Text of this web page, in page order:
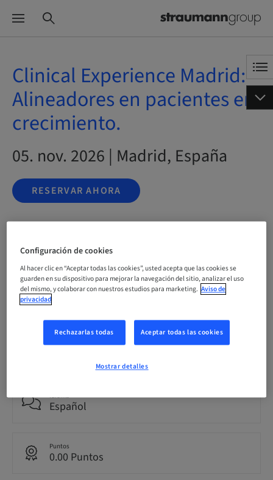
Clinical Experience Madrid:
Alineadores en pacientes en
crecimiento.
05. nov. 2026 | Madrid, España
RESERVAR AHORA
reservable
Fecha límite de registro
05. nov. 2026 (UTC+1)
Precio por participante (se aplican impuestos locales)
Idioma
Español
Puntos
0.00 Puntos
Configuración de cookies
Al hacer clic en “Aceptar todas las cookies”, usted acepta que las cookies se
guarden en su dispositivo para mejorar la navegación del sitio, analizar el uso
del mismo, y colaborar con nuestros estudios para marketing. Aviso de
privacidad
Rechazarlas todas Aceptar todas las cookies
Mostrar detalles